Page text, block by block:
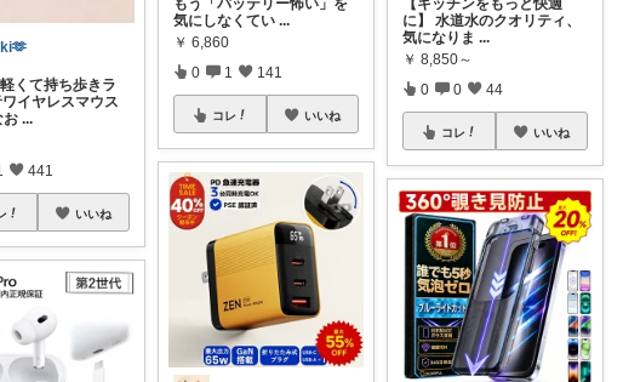
くて持ち歩きラ
イヤレスマウス
お ...
441
いいね
もう「バッテリー怖い」を
気にしなくてい ...
￥ 6,860
0 1 141
コレ いいね
【キッチンをもっと快適
に】 水道水のクオリティ、
気になりま ...
￥ 8,850～
0 0 44
コレ いいね